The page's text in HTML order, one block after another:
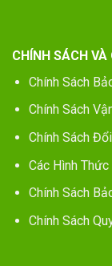
CHÍNH SÁCH
Chính Sách
Chính Sách
Chính Sách
Các Hình Thức
Chính Sách
Chính Sách